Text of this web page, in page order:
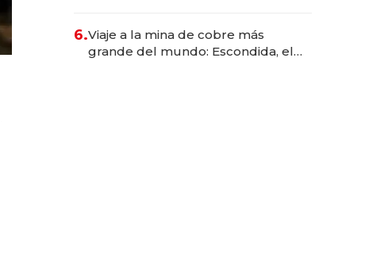
6.Viaje a la mina de cobre más
grande del mundo: Escondida, el